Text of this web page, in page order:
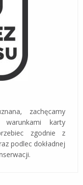
zachęcamy
karty
zgodnie z
podlec dokładnej